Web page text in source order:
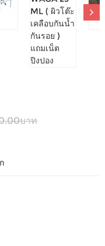
เคลือบกันน้ำ กัน
บาท